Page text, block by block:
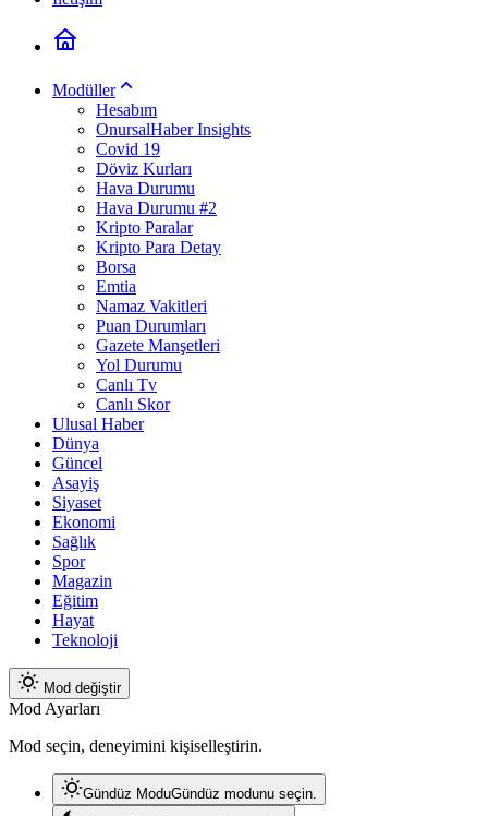
Modüller
Hesabım
OnursalHaber Insights
Covid 19
Döviz Kurları
Hava Durumu
Hava Durumu #2
Kripto Paralar
Kripto Para Detay
Borsa
Emtia
Namaz Vakitleri
Puan Durumları
Gazete Manşetleri
Yol Durumu
Canlı Tv
Canlı Skor
Ulusal Haber
Dünya
Güncel
Asayiş
Siyaset
Ekonomi
Sağlık
Spor
Magazin
Eğitim
Hayat
Teknoloji
Mod değiştir
Mod Ayarları
Mod seçin, deneyimini kişiselleştirin.
Gündüz ModuGündüz modunu seçin.